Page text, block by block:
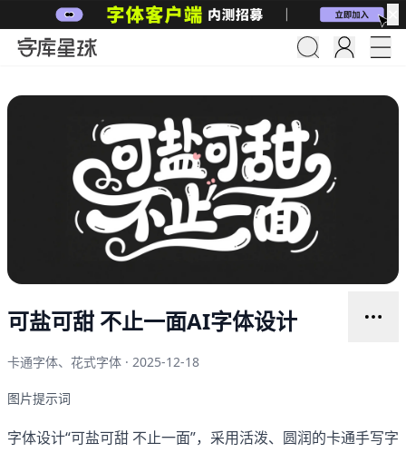
可盐可甜 不止一面AI字体设计
卡通字体、花式字体 · 2025-12-18
图片提示词
字体设计“可盐可甜 不止一面”，采用活泼、圆润的卡通手写字